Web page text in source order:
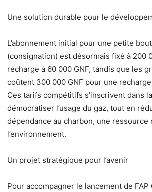
Une solution durable pour le
L’abonnement initial pour une petite
(consignation) est désormais fixé à 200
recharge à 60 000 GNF, tandis que les
coûtent 300 000 GNF pour une
Ces tarifs compétitifs s’inscrivent dans
démocratiser l’usage du gaz, tout en
dépendance au charbon, une ressource
l’environnement.
Un projet stratégique pour l’avenir
Pour accompagner le lancement de FAP